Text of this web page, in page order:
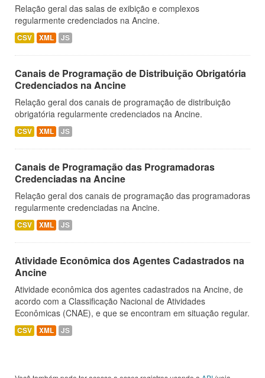
Relação geral das salas de exibição e complexos
regularmente credenciados na Ancine.
CSV XML JS
Canais de Programação de Distribuição Obrigatória
Credenciados na Ancine
Relação geral dos canais de programação de distribuição
obrigatória regularmente credenciados na Ancine.
CSV XML JS
Canais de Programação das Programadoras
Credenciadas na Ancine
Relação geral dos canais de programação das programadoras
regularmente credenciadas na Ancine.
CSV XML JS
Atividade Econômica dos Agentes Cadastrados na
Ancine
Atividade econômica dos agentes cadastrados na Ancine, de
acordo com a Classificação Nacional de Atividades
Econômicas (CNAE), e que se encontram em situação regular.
CSV XML JS